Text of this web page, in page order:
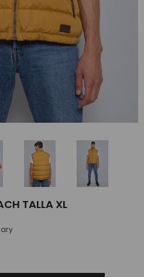
TALLA XL